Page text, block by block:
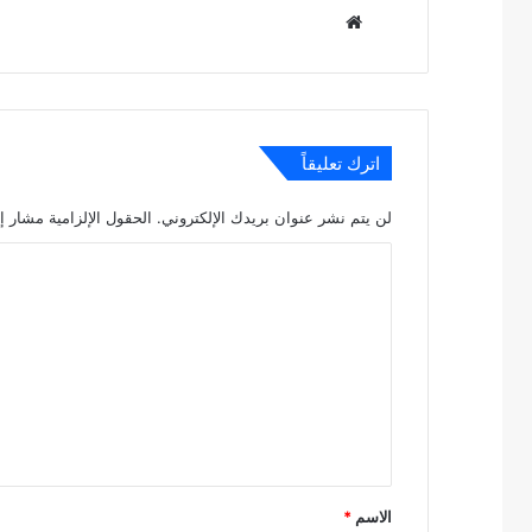
اترك تعليقاً
لن يتم نشر عنوان بريدك الإلكتروني. الحقول الإلزامية مشار
*
الاسم *